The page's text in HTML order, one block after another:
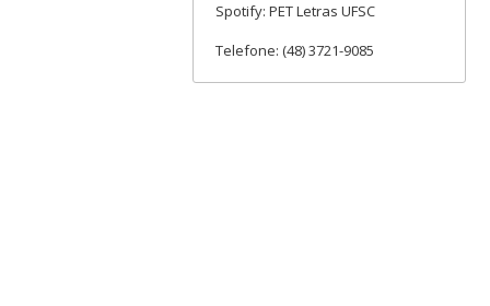
Spotify: PET Letras UFSC
Telefone: (48) 3721-9085